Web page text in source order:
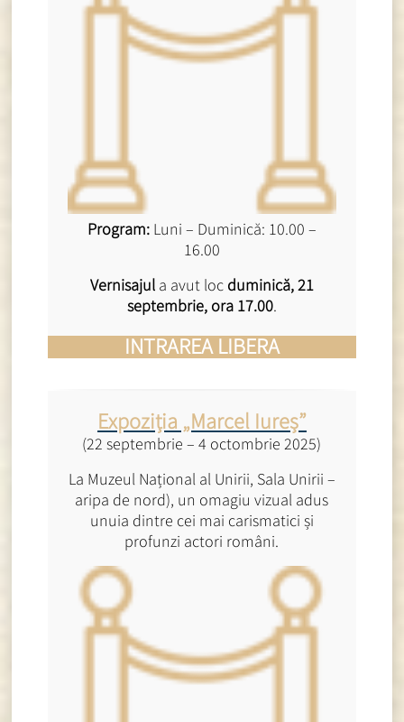
Program: Luni – Duminică: 10.00 –
16.00
Vernisajula avut loc duminică, 21
septembrie, ora 17.00.
INTRAREA LIBERA
Expoziția „Marcel Iureș”
(22 septembrie – 4 octombrie 2025)
La Muzeul Național al Unirii, Sala Unirii –
aripa de nord), un omagiu vizual adus
unuia dintre cei mai carismatici și
profunzi actori români.